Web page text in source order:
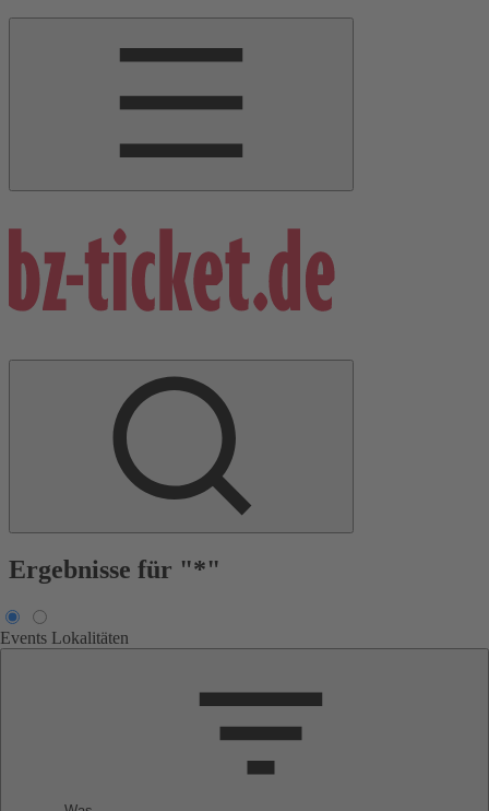
Ergebnisse für "*"
Events Lokalitäten